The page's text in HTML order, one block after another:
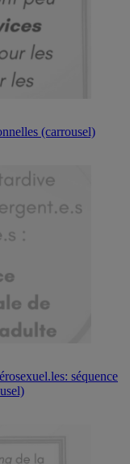
(carrousel)
séquence